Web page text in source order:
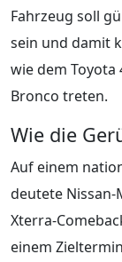
Fahrzeug soll
sein und damit
wie dem Toyota
Bronco treten.
Wie die
Auf einem
deutete Nissan-
Xterra-
einem